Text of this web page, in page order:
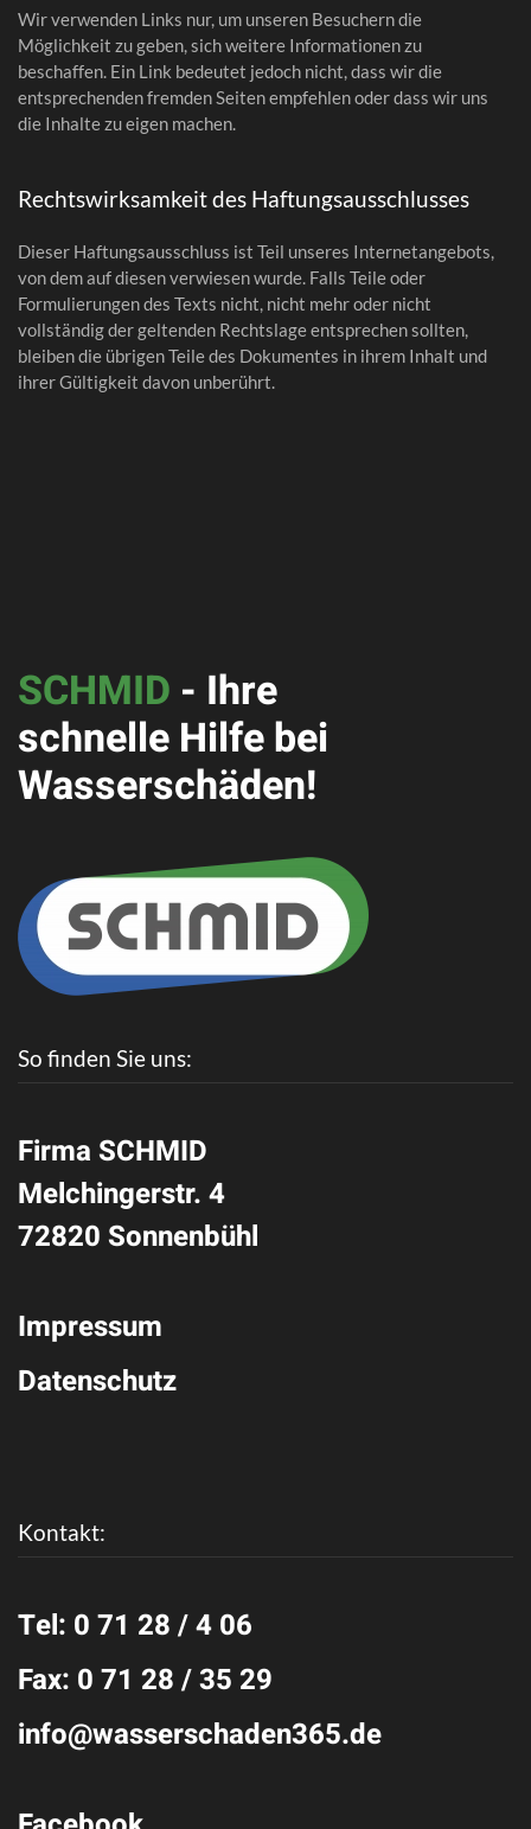
Wir verwenden Links nur, um unseren Besuchern die
Möglichkeit zu geben, sich weitere Informationen zu
beschaffen. Ein Link bedeutet jedoch nicht, dass wir die
entsprechenden fremden Seiten empfehlen oder dass wir uns
die Inhalte zu eigen machen.
Rechtswirksamkeit des Haftungsausschlusses
Dieser Haftungsausschluss ist Teil unseres Internetangebots,
von dem auf diesen verwiesen wurde. Falls Teile oder
Formulierungen des Texts nicht, nicht mehr oder nicht
vollständig der geltenden Rechtslage entsprechen sollten,
bleiben die übrigen Teile des Dokumentes in ihrem Inhalt und
ihrer Gültigkeit davon unberührt.
SCHMID - Ihre
schnelle Hilfe bei
Wasserschäden!
So finden Sie uns:
Firma SCHMID
Melchingerstr. 4
72820 Sonnenbühl
Impressum
Datenschutz
Kontakt:
Tel: 0 71 28 / 4 06
Fax: 0 71 28 / 35 29
info@wasserschaden365.de